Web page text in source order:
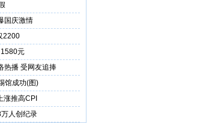
国庆激情
2200
元
热播 受网友追捧
馆成功(图)
涨推高CPI
人创纪录